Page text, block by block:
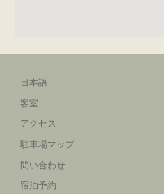
日本語
客室
アクセス
駐車場マップ
問い合わせ
宿泊予約